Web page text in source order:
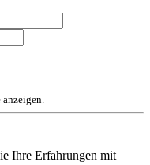
Ihre Erfahrungen mit